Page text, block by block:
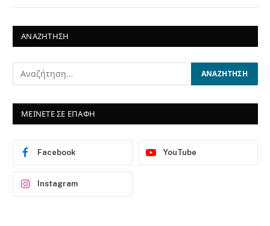
ΑΝΑΖΗΤΗΣΗ
ΜΕΙΝΕΤΕ ΣΕ ΕΠΑΦΗ
Facebook YouTube
Instagram